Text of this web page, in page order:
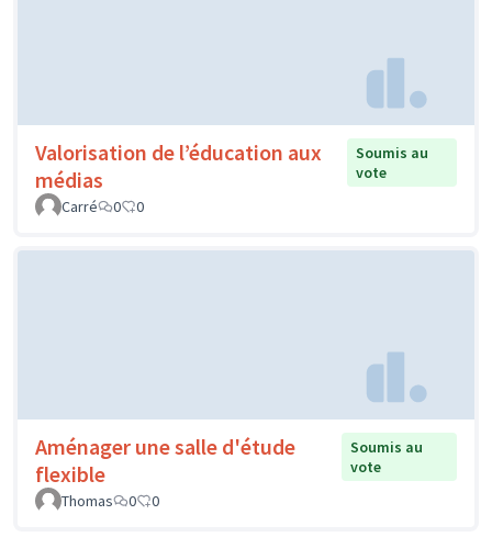
Valorisation de l’éducation aux
médias
Soumis au
vote
Carré
0 0
Aménager une salle d'étude
flexible
Soumis au
vote
Thomas
0 0